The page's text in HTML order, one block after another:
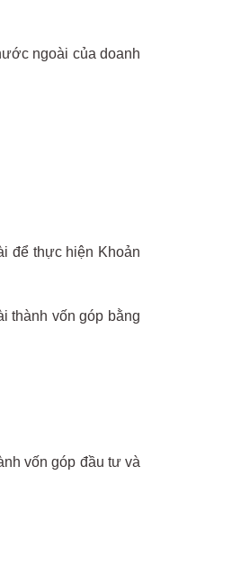
ngoài của doanh
để thực hiện Khoản
thành vốn góp bằng
vốn góp đầu tư và